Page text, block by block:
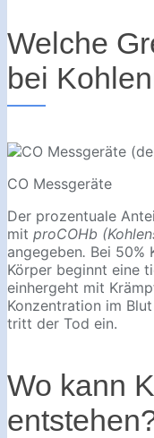
Welche
bei
CO Messgeräte
Der prozentuale
mit proCOHb
angegeben. Bei 50%
Körper beginnt eine
einhergeht mit
Konzentration im
tritt der Tod ein.
Wo kann